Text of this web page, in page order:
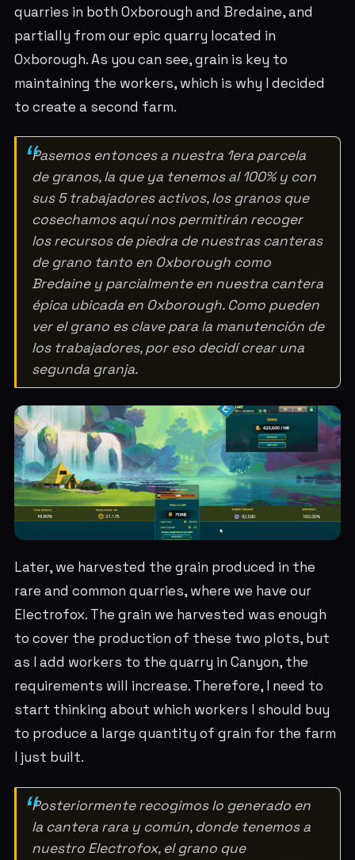
quarries in both Oxborough and Bredaine, and
partially from our epic quarry located in
Oxborough. As you can see, grain is key to
maintaining the workers, which is why I decided
to create a second farm.
Pasemos entonces a nuestra 1era parcela
de granos, la que ya tenemos al 100% y con
sus 5 trabajadores activos, los granos que
cosechamos aquí nos permitirán recoger
los recursos de piedra de nuestras canteras
de grano tanto en Oxborough como
Bredaine y parcialmente en nuestra cantera
épica ubicada en Oxborough. Como pueden
ver el grano es clave para la manutención de
los trabajadores, por eso decidí crear una
segunda granja.
Later, we harvested the grain produced in the
rare and common quarries, where we have our
Electrofox. The grain we harvested was enough
to cover the production of these two plots, but
as I add workers to the quarry in Canyon, the
requirements will increase. Therefore, I need to
start thinking about which workers I should buy
to produce a large quantity of grain for the farm
I just built.
Posteriormente recogimos lo generado en
la cantera rara y común, donde tenemos a
nuestro Electrofox, el grano que